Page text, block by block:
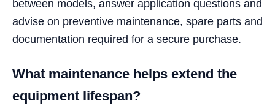
between models, answer application questions and
advise on preventive maintenance, spare parts and
documentation required for a secure purchase.
What maintenance helps extend the
equipment lifespan?